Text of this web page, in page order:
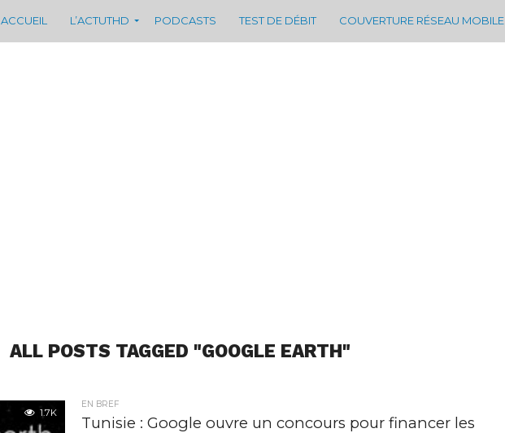
ACCUEIL L’ACTUTHD PODCASTS TEST DE DÉBIT COUVERTURE RÉSEAU MOBILE
ALL POSTS TAGGED "GOOGLE EARTH"
1.7K
EN BREF
Tunisie : Google ouvre un concours pour financer les